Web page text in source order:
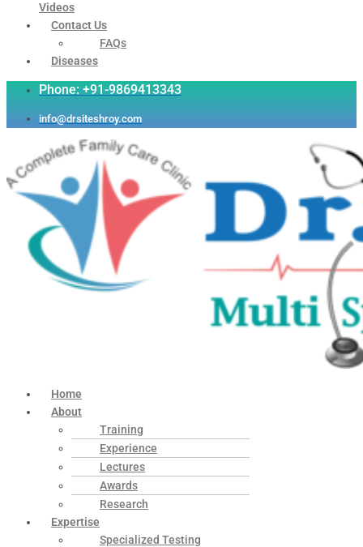
Videos
Contact Us
FAQs
Diseases
Phone: +91-9869413343
info@drsiteshroy.com
Home
About
Training
Experience
Lectures
Awards
Research
Expertise
Specialized Testing